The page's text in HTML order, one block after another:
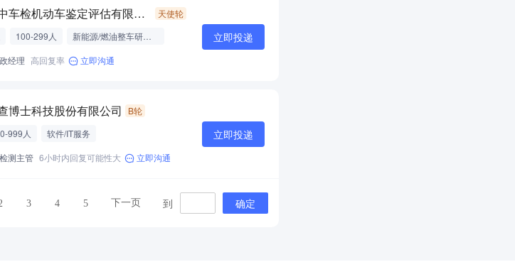
辽宁中车检机动车鉴定评估有限公司
天使轮
100-299人
新能源/燃油整车研发制造
经理 高回复率 立即沟通
立即投递
博士科技股份有限公司
B轮
999人
软件/IT服务
测主管 6小时内回复可能性大 立即沟通
立即投递
3 4 5 下一页 到 确定